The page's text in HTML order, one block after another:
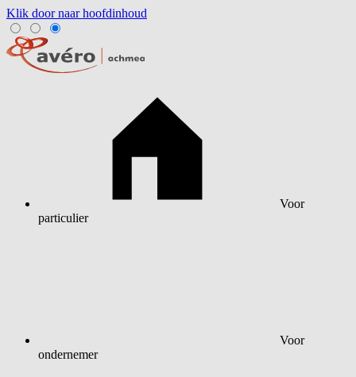
Klik door naar hoofdinhoud
Voor
particulier
Voor
ondernemer